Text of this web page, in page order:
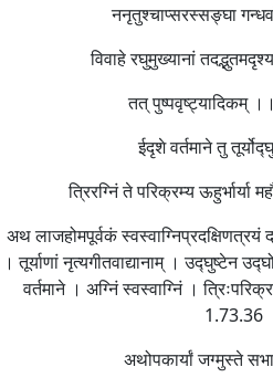
ननृतुश्चाप्सरस्सङ्घा
विवाहे रघुमुख्यानां
तत् पुष्पवृष्ट्यादिकम्
ईदृशे वर्तमाने तु
त्रिरग्निं ते परिक्रम्य
अथ लाजहोमपूर्वकं स्वस्वाग्निप्रदक्षिणत्रयं
। तूर्याणां नृत्यगीतवाद्यानाम् । उद्घुष्टेन
वर्तमाने । अग्निं स्वस्वाग्निं ।
1.73.36
अथोपकार्यां जग्मुस्ते